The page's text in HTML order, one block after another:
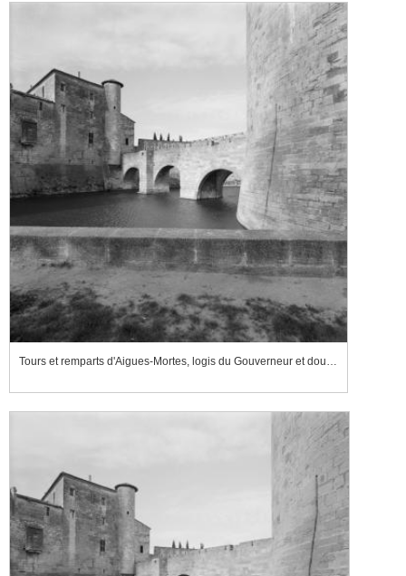
Tours et remparts d'Aigues-Mortes, logis du Gouverneur et douves de la tour de Constance